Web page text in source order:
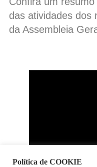
das atividades dos
da Assembleia
Política de COOKIE